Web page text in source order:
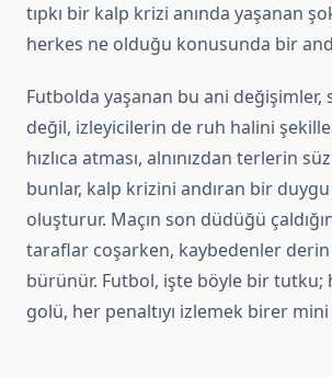
tıpkı bir kalp krizi anında yaşanan
herkes ne olduğu konusunda bir
Futbolda yaşanan bu ani değişimler,
değil, izleyicilerin de ruh halini
hızlıca atması, alnınızdan terlerin
bunlar, kalp krizini andıran bir duygu
oluşturur. Maçın son düdüğü
taraflar coşarken, kaybedenler
bürünür. Futbol, işte böyle bir tutku;
golü, her penaltıyı izlemek birer